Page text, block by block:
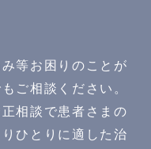
等お困りのことが
ご相談ください。
相談で患者さまの
ひとりに適した治